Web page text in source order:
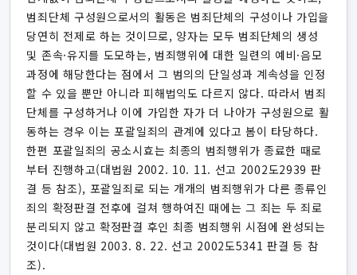
범죄단체 구성원으로서의 활동은 범죄단체의 구성이나 가입을
당연히 전제로 하는 것이므로, 양자는 모두 범죄단체의 생성
및 존속·유지를 도모하는, 범죄행위에 대한 일련의 예비·음모
과정에 해당한다는 점에서 그 범의의 단일성과 계속성을 인정
할 수 있을 뿐만 아니라 피해법익도 다르지 않다. 따라서 범죄
단체를 구성하거나 이에 가입한 자가 더 나아가 구성원으로 활
동하는 경우 이는 포괄일죄의 관계에 있다고 봄이 타당하다.
한편 포괄일죄의 공소시효는 최종의 범죄행위가 종료한 때로
부터 진행하고(대법원 2002. 10. 11. 선고 2002도2939 판
결 등 참조), 포괄일죄로 되는 개개의 범죄행위가 다른 종류인
죄의 확정판결 전후에 걸쳐 행하여진 때에는 그 죄는 두 죄로
분리되지 않고 확정판결 후인 최종 범죄행위 시점에 완성되는
것이다(대법원 2003. 8. 22. 선고 2002도5341 판결 등 참
조).